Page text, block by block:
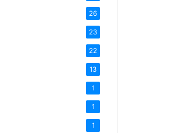
26
23
22
13
1
1
1